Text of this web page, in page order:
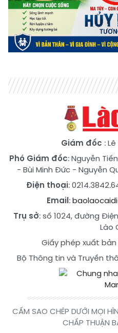
Giám đốc :
Phó Giám đốc:Nguyễn
- Bùi Minh Đức- Nguyễn
Điện thoại:
Email:
Trụ sở: số 1024, đường
Lào
Giấy phép xuất bản
Bộ Thông tin và Truyền
CẤM SAO CHÉP DƯỚI MỌI
CHẤP THUẬN